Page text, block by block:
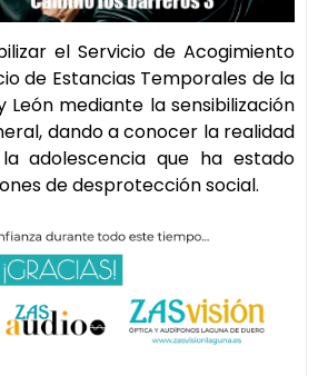
el Servicio de Acogimiento
de Estancias Temporales de la
León mediante la sensibilización
dando a conocer la realidad
adolescencia que ha estado
de desprotección social.